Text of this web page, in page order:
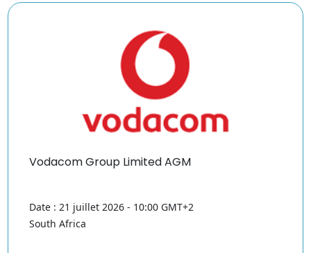
Vodacom Group Limited AGM
Date : 21 juillet 2026 - 10:00 GMT+2
South Africa